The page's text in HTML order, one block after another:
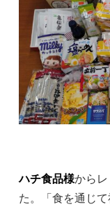
ハチ食品様から
た。「食を通じ